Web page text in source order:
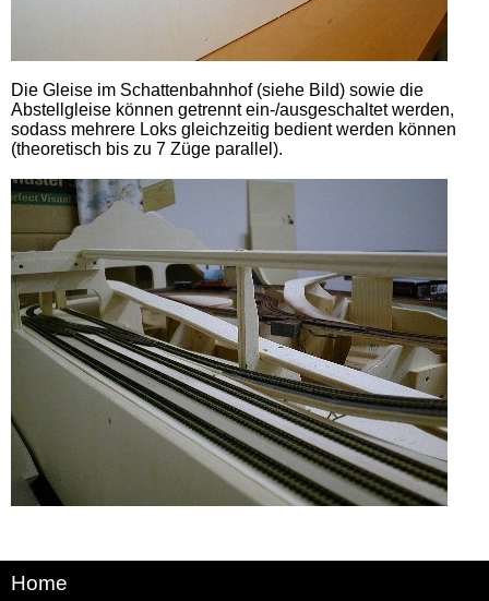
Die Gleise im Schattenbahnhof (siehe Bild) sowie die
Abstellgleise können getrennt ein-/ausgeschaltet werden,
sodass mehrere Loks gleichzeitig bedient werden können
(theoretisch bis zu 7 Züge parallel).
Home